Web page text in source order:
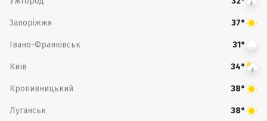
Запоріжжя 37°
Івано-Франківськ 31°
Київ 34°
Кропивницький 38°
Луганськ 38°